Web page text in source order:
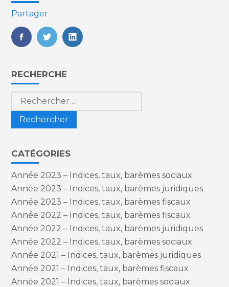
Partager :
FaceBook
TwitterLinkedIn
Blog
sidebar
RECHERCHE
Rechercher :
CATÉGORIES
Année 2023 – Indices, taux, barèmes sociaux
Année 2023 – Indices, taux, barèmes juridiques
Année 2023 – Indices, taux, barèmes fiscaux
Année 2022 – Indices, taux, barèmes fiscaux
Année 2022 – Indices, taux, barèmes juridiques
Année 2022 – Indices, taux, barèmes sociaux
Année 2021 – Indices, taux, barèmes juridiques
Année 2021 – Indices, taux, barèmes fiscaux
Année 2021 – Indices, taux, barèmes sociaux